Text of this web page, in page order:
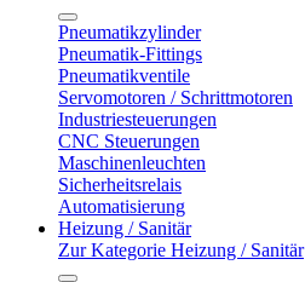
Pneumatikzylinder
Pneumatik-Fittings
Pneumatikventile
Servomotoren / Schrittmotoren
Industriesteuerungen
CNC Steuerungen
Maschinenleuchten
Sicherheitsrelais
Automatisierung
Heizung / Sanitär
Zur Kategorie Heizung / Sanitär